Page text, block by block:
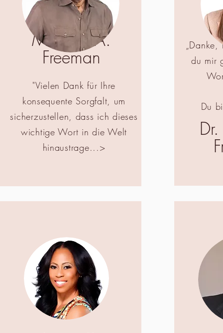
Apostel
Michael A.
Freeman
"Vielen Dank für Ihre
konsequente Sorgfalt, um
sicherzustellen, dass ich dieses
wichtige Wort in die Welt
hinaustrage...>
du mir
Du